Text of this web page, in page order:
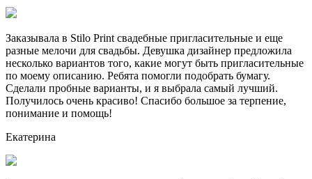
Заказывала в Stilo Print свадебные пригласительные и еще
разные мелочи для свадьбы. Девушка дизайнер предложила
несколько вариантов того, какие могут быть пригласительные
по моему описанию. Ребята помогли подобрать бумагу.
Сделали пробные варианты, и я выбрала самый лучший.
Получилось очень красиво! Спасибо большое за терпение,
понимание и помощь!
Екатерина